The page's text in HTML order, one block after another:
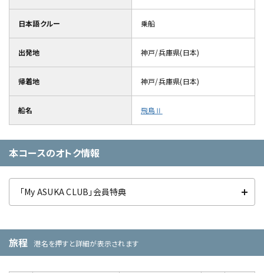
日本語クルー 乗船
出発地 神戸/兵庫県(日本)
帰着地 神戸/兵庫県(日本)
船名 飛鳥Ⅱ
本コースのオトク情報
「My ASUKA CLUB」会員特典
旅程 港名を押すと詳細が表示されます